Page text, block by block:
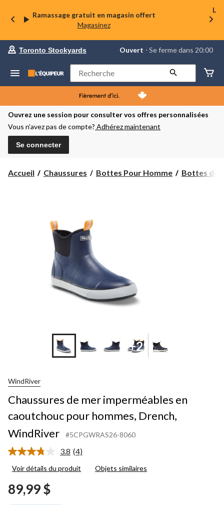
Ramassage gratuit en magasin offert
Magasinez
La
votre
préféré
Toronto
Stockyards,
courament
Ouvert,
Se
dans
changer
Toronto Stockyards Ouvert ⋅ Se ferme dans 20:00
Rechercher
Ouvrez une session pour consulter vos offres personnalisées
Vous n’avez pas de compte? Adhérez maintenant
Se connecter
Accueil Chaussures Bottes Pour Homme Bottes de
+2
WindRiver
Chaussures de mer imperméables en
caoutchouc pour hommes, Drench,
WindRiver
#5CPGWRAS26-8060
3.8 Lire
4
(4)
Voir détails du produit Objets similaires
89,99 $